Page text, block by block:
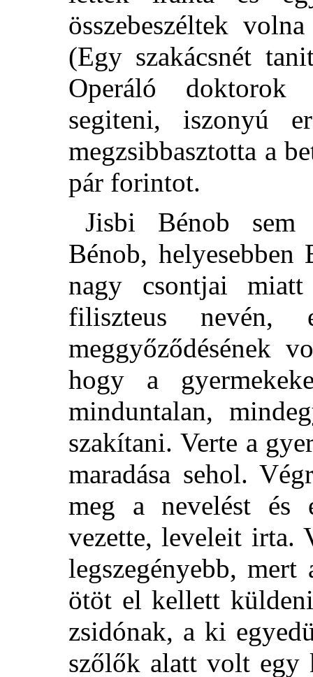
összebeszéltek
(Egy szakácsnét
Operáló
segiteni, iszonyú
megzsibbasztotta a
pár forintot.
Jisbi Bénob sem
Bénob, helyesebben
nagy csontjai
filiszteus nevén,
meggyőződésének
hogy a
minduntalan,
szakítani. Verte a
maradása sehol.
meg a nevelést és
vezette, leveleit irta.
legszegényebb,
ötöt el kellett
zsidónak, a ki
szőlők alatt volt egy